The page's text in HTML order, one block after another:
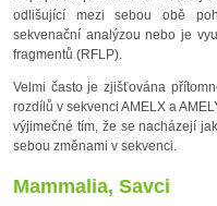
odlišující mezi sebou obě
sekvenační analýzou nebo je
fragmentů (RFLP).
Velmi často je zjišťována
rozdílů v sekvenci AMELX a
výjimečné tím, že se nacházejí
sebou změnami v sekvenci.
Mammalia, Savci